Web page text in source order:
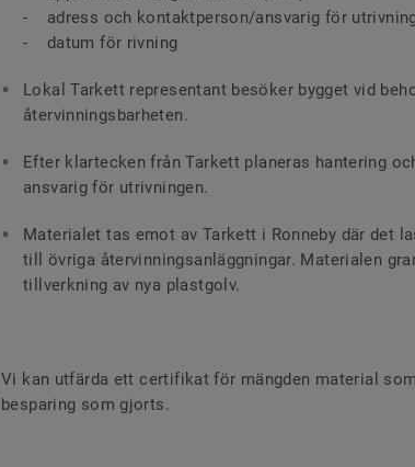
- adress och kontaktperson/ansvarig för
- datum för rivning
Lokal Tarkett representant besöker bygget vid
återvinningsbarheten.
Efter klartecken från Tarkett planeras hantering
ansvarig för utrivningen.
Materialet tas emot av Tarkett i Ronneby där det
till övriga återvinningsanläggningar. Materialen
tillverkning av nya plastgolv.
Vi kan utfärda ett certifikat för mängden material
besparing som gjorts.